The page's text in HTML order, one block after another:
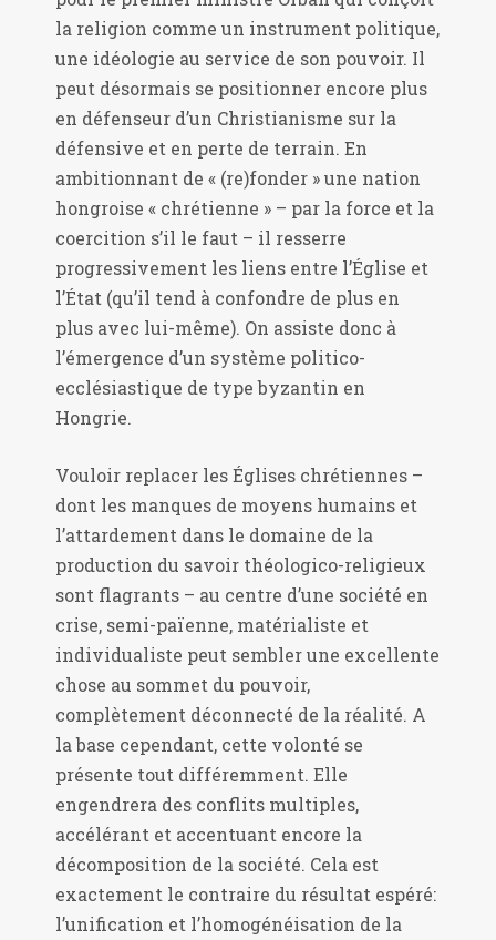
la religion comme un instrument politique,
une idéologie au service de son pouvoir. Il
peut désormais se positionner encore plus
en défenseur d’un Christianisme sur la
défensive et en perte de terrain. En
ambitionnant de « (re)fonder » une nation
hongroise « chrétienne » – par la force et la
coercition s’il le faut – il resserre
progressivement les liens entre l’Église et
l’État (qu’il tend à confondre de plus en
plus avec lui-même). On assiste donc à
l’émergence d’un système politico-
ecclésiastique de type byzantin en
Hongrie.
Vouloir replacer les Églises chrétiennes –
dont les manques de moyens humains et
l’attardement dans le domaine de la
production du savoir théologico-religieux
sont flagrants – au centre d’une société en
crise, semi-païenne, matérialiste et
individualiste peut sembler une excellente
chose au sommet du pouvoir,
complètement déconnecté de la réalité. A
la base cependant, cette volonté se
présente tout différemment. Elle
engendrera des conflits multiples,
accélérant et accentuant encore la
décomposition de la société. Cela est
exactement le contraire du résultat espéré:
l’unification et l’homogénéisation de la